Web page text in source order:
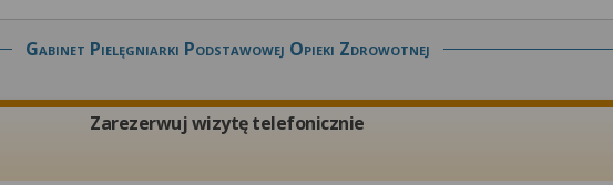
Gabinet Pielęgniarki Podstawowej Opieki Zdrowotnej
Zarezerwuj wizytę telefonicznie